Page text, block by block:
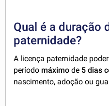
Qual é a duração
paternidade?
A licença paternidade
período máximo de 5 dias
nascimento, adoção ou